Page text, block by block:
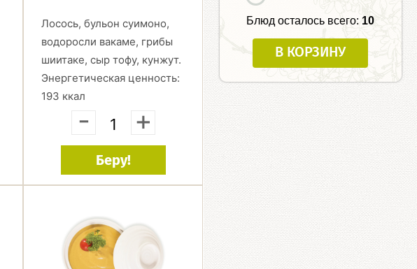
Блюд осталось всего: 10
В КОРЗИНУ
Лосось, бульон суимоно,
водоросли вакаме, грибы
шиитаке, сыр тофу, кунжут.
Энергетическая ценность:
193 ккал
- +
Беру!